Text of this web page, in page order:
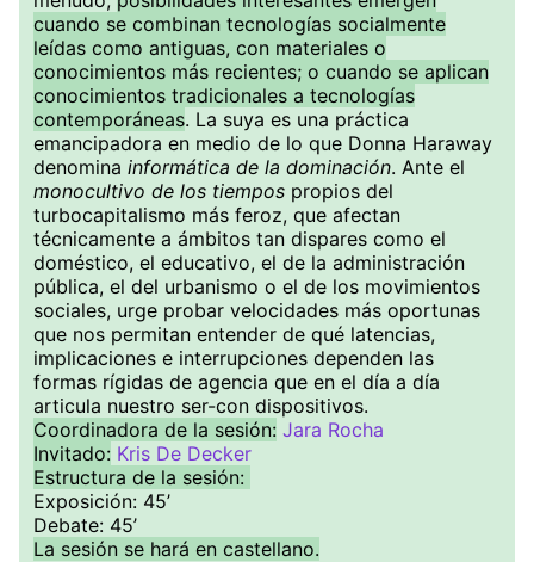
cuando se combinan tecnologías socialmente
leídas como antiguas, con materiales o
conocimientos más recientes; o cuando se aplican
conocimientos tradicionales a tecnologías
contemporáneas. La suya es una práctica
emancipadora en medio de lo que Donna Haraway
denomina informática de la dominación. Ante el
monocultivo de los tiempos propios del
turbocapitalismo más feroz, que afectan
técnicamente a ámbitos tan dispares como el
doméstico, el educativo, el de la administración
pública, el del urbanismo o el de los movimientos
sociales, urge probar velocidades más oportunas
que nos permitan entender de qué latencias,
implicaciones e interrupciones dependen las
formas rígidas de agencia que en el día a día
articula nuestro ser-con dispositivos.
Coordinadora de la sesión: Jara Rocha
Invitado: Kris De Decker
Estructura de la sesión:
Exposición: 45’
Debate: 45’
La sesión se hará en castellano.